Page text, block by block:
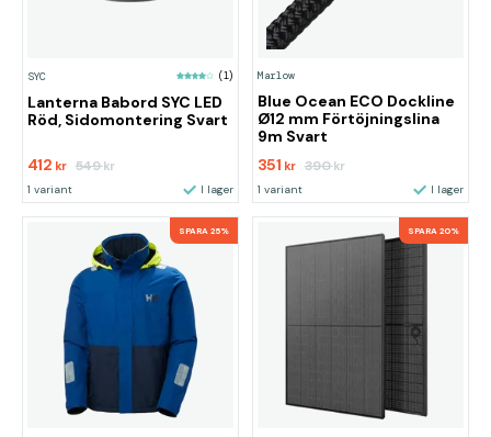
SYC (1)
Lanterna Babord SYC LED
Röd, Sidomontering Svart
412 kr 549kr
1 variant I lager
Marlow
Blue Ocean ECO Dockline
Ø12 mm Förtöjningslina
9m Svart
351 kr 390kr
1 variant I lager
SPARA 25% SPARA 20%